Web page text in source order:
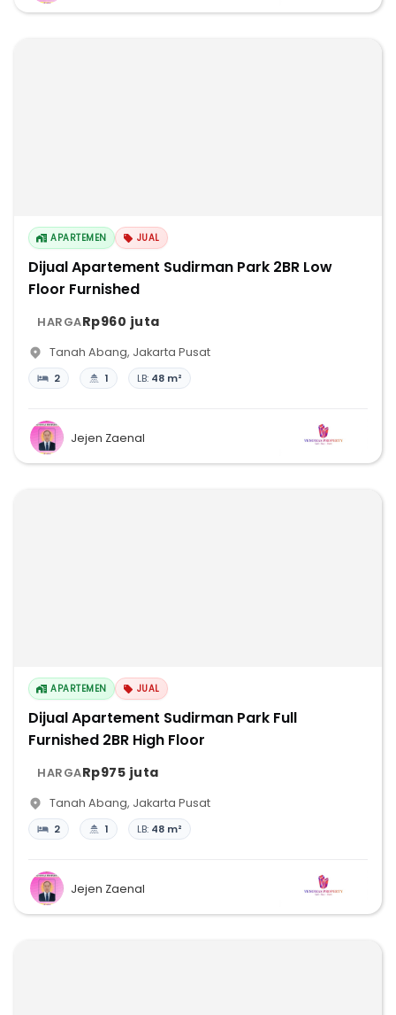
APARTEMEN JUAL
Dijual Apartement Sudirman Park 2BR Low
Floor Furnished
HARGARp960 juta
Tanah Abang, Jakarta Pusat
2 1 LB: 48 m²
Jejen Zaenal
APARTEMEN JUAL
Dijual Apartement Sudirman Park Full
Furnished 2BR High Floor
HARGARp975 juta
Tanah Abang, Jakarta Pusat
2 1 LB: 48 m²
Jejen Zaenal